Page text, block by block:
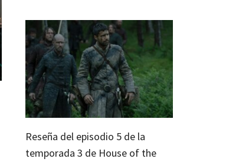
Reseña del episodio 5 de la
temporada 3 de House of the